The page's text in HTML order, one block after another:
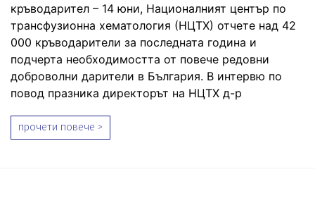
кръводарител – 14 юни, Националният център по
трансфузионна хематология (НЦТХ) отчете над 42
000 кръводарители за последната година и
подчерта необходимостта от повече редовни
доброволни дарители в България. В интервю по
повод празника директорът на НЦТХ д-р
прочети повече >